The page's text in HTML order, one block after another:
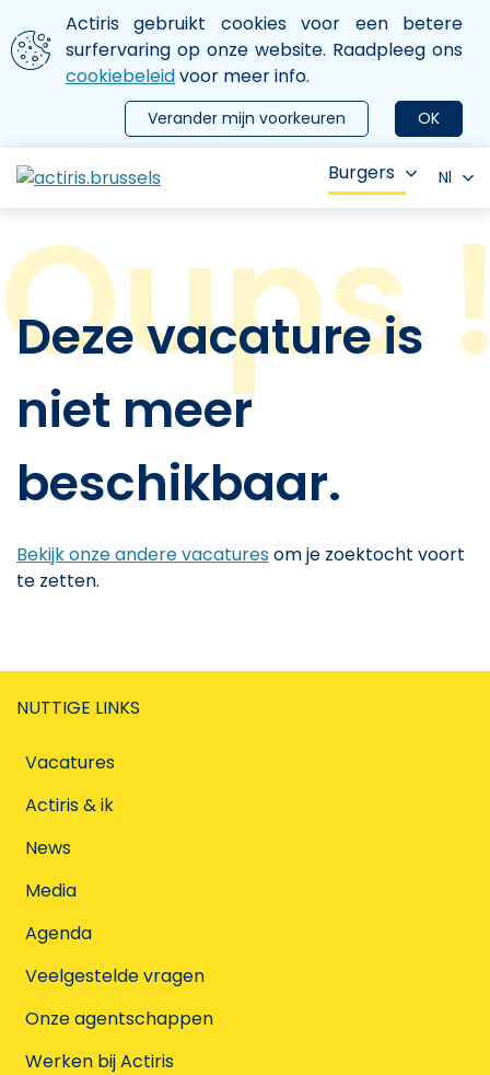
Aller au contenu principal
We gebruiken cookies
Actiris gebruikt cookies voor een betere
surfervaring op onze website. Raadpleeg ons
cookiebeleidvoor meer info.
OK
Verander mijn voorkeuren
le menu
Burgers Nl
Deze vacature is
niet meer
beschikbaar.
Bekijk onze andere vacaturesom je zoektocht voort
te zetten.
NUTTIGE LINKS
Vacatures
Actiris & ik
News
Media
Agenda
Veelgestelde vragen
Onze agentschappen
Werken bij Actiris